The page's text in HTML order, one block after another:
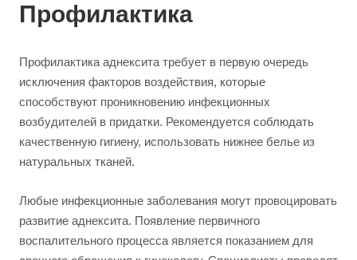
Профилактика
Профилактика аднексита требует в первую очередь
исключения факторов воздействия, которые
способствуют проникновению инфекционных
возбудителей в придатки. Рекомендуется соблюдать
качественную гигиену, использовать нижнее белье из
натуральных тканей.
Любые инфекционные заболевания могут провоцировать
развитие аднексита. Появление первичного
воспалительного процесса является показанием для